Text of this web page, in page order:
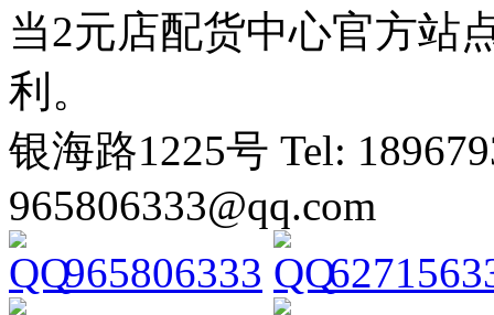
当2元店配货中心官方站
利。
银海路1225号 Tel:
965806333@qq.com
965806333